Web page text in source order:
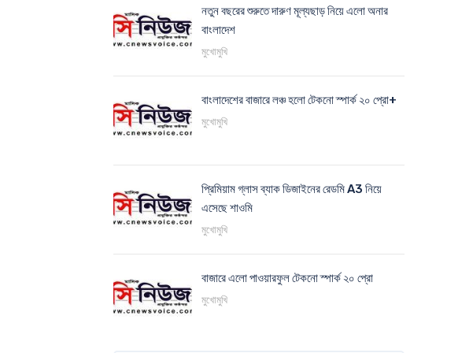
নতুন বছরের শুরুতে দারুণ মূল্যছাড় নিয়ে এলো অনার
বাংলাদেশ
মুখোমুখি
বাংলাদেশের বাজারে লঞ্চ হলো টেকনো স্পার্ক ২০ প্রো+
মুখোমুখি
প্রিমিয়াম গ্লাস ব্যাক ডিজাইনের রেডমি A3 নিয়ে
এসেছে শাওমি
মুখোমুখি
বাজারে এলো পাওয়ারফুল টেকনো স্পার্ক ২০ প্রো
মুখোমুখি